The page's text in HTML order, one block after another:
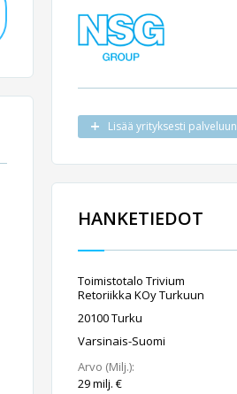
Lisää yrityksesti palveluun
HANKETIEDOT
Toimistotalo Trivium
Retoriikka KOy Turkuun
20100 Turku
Varsinais-Suomi
Arvo (Milj.):
29 milj. €